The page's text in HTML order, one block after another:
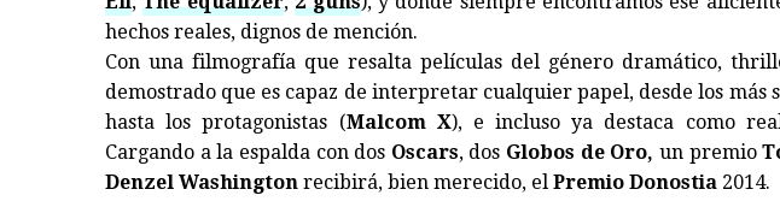
hechos reales, dignos de mención.
Con una filmografía que resalta películas del género dramático,
demostrado que es capaz de interpretar cualquier papel, desde los más
hasta los protagonistas (Malcom X), e incluso ya destaca como
Cargando a la espalda con dos Oscars, dos Globos de Oro, un premio
Denzel Washington recibirá, bien merecido, el Premio Donostia 2014.